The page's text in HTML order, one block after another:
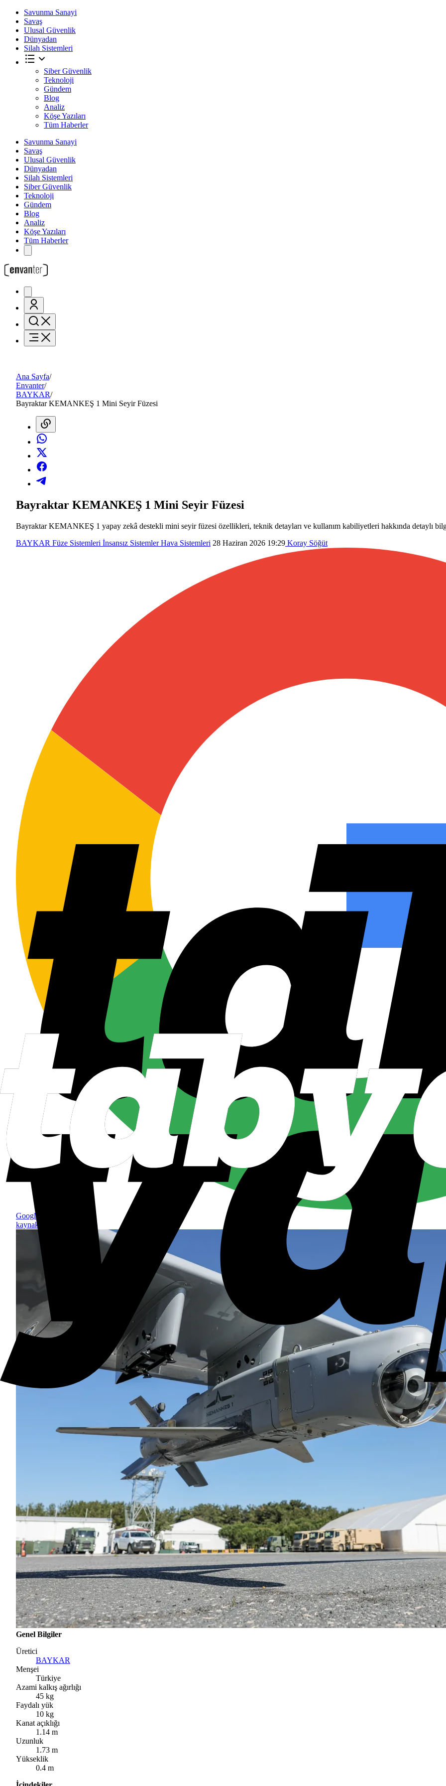
Savunma Sanayi
Savaş
Ulusal Güvenlik
Dünyadan
Silah Sistemleri
Siber Güvenlik
Teknoloji
Gündem
Blog
Analiz
Köşe Yazıları
Tüm Haberler
Savunma Sanayi
Savaş
Ulusal Güvenlik
Dünyadan
Silah Sistemleri
Siber Güvenlik
Teknoloji
Gündem
Blog
Analiz
Köşe Yazıları
Tüm Haberler
Ana Sayfa/
Envanter/
BAYKAR/
Bayraktar KEMANKEŞ 1 Mini Seyir Füzesi
Bayraktar KEMANKEŞ 1 Mini Seyir Füzesi
Bayraktar KEMANKEŞ 1 yapay zekâ destekli mini seyir füzesi özellikleri, teknik detayları ve kullanım kabiliyetleri hakkında detaylı
BAYKAR Füze Sistemleri İnsansız Sistemler Hava Sistemleri 28 Haziran 2026 19:29 Koray Söğüt
Google'da tercih edilen
kaynak olarak ekle
Genel Bilgiler
Üretici
BAYKAR
Menşei
Türkiye
Azami kalkış ağırlığı
45 kg
Faydalı yük
10 kg
Kanat açıklığı
1.14 m
Uzunluk
1.73 m
Yükseklik
0.4 m